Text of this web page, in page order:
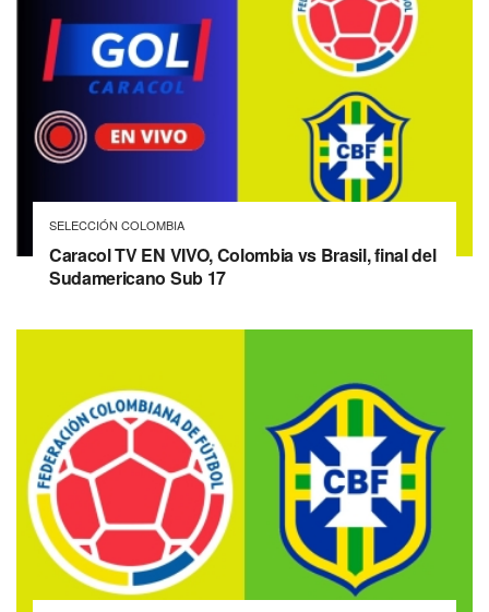
SELECCIÓN COLOMBIA
Caracol TV EN VIVO, Colombia vs Brasil, final del
Sudamericano Sub 17